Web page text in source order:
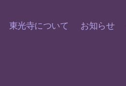
東光寺について お知らせ